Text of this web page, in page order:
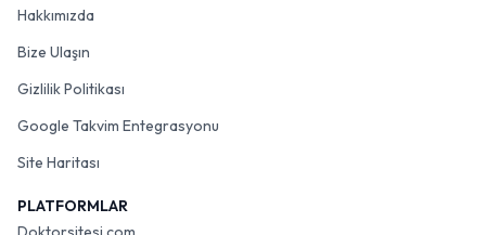
Hakkımızda
Bize Ulaşın
Gizlilik Politikası
Google Takvim Entegrasyonu
Site Haritası
PLATFORMLAR